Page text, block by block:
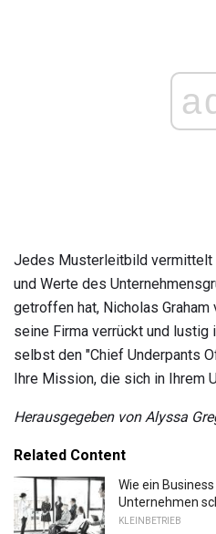
Jedes Musterleitbild vermittelt
und Werte des
getroffen hat, Nicholas
seine Firma verrückt und lustig
selbst den "Chief Underpants
Ihre Mission, die sich in Ihrem
Herausgegeben von Alyssa
Related Content
Wie ein
Unternehmen
KLEINBETRIEB